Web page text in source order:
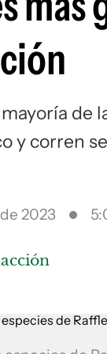
de
y corren
2023